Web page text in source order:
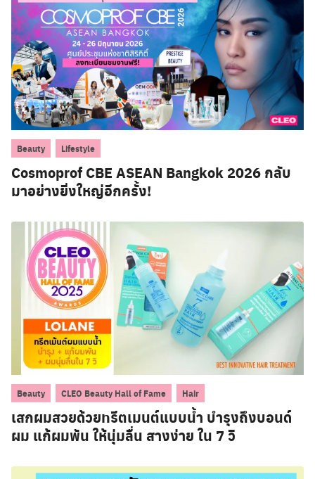
Beauty Lifestyle
Cosmoprof CBE ASEAN Bangkok 2026 กลับ
มาอย่างยิ่งใหญ่อีกครั้ง!
Beauty CLEO Beauty Hall of Fame Hair
เสกผมสวยด้วยทรีตเมนต์แบบน้ำ บำรุงถึงบอนด์
ผม แก้ผมพัน ให้นุ่มลื่น สางง่าย ใน 7 วิ